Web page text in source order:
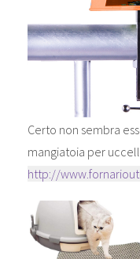
Certo non sembra
mangiatoia per
http://